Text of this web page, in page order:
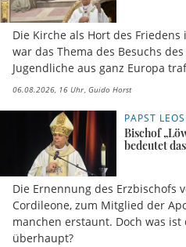
Die Kirche als Hort des
war das Thema des Besuchs
Jugendliche aus ganz Europa
06.08.2026, 16 Uhr Guido Horst
PAPST
Bischof
bedeutet
Die Ernennung des Erzbischofs
Cordileone, zum Mitglied der
manchen erstaunt. Doch was ist
überhaupt?